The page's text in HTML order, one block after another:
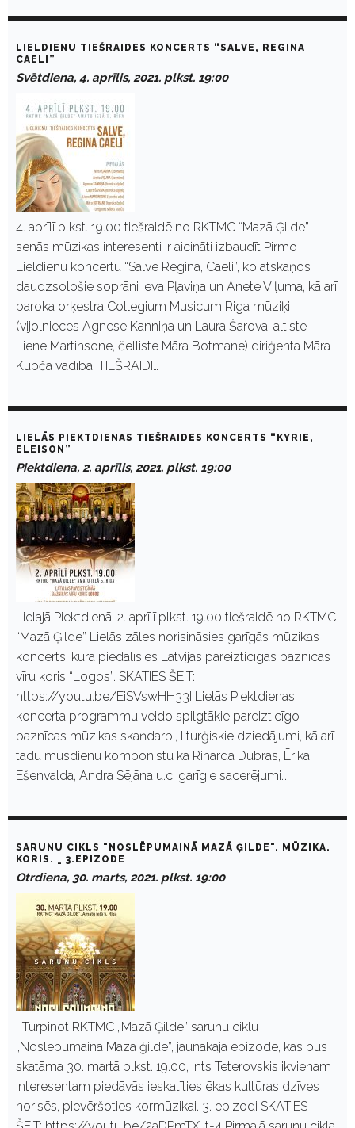
LIELDIENU TIEŠRAIDES KONCERTS “SALVE, REGINA
CAELI”
Svētdiena, 4. aprīlis, 2021. plkst. 19:00
4. aprīlī plkst. 19.00 tiešraidē no RKTMC “Mazā Ģilde”
senās mūzikas interesenti ir aicināti izbaudīt Pirmo
Lieldienu koncertu “Salve Regina, Caeli”, ko atskaņos
daudzsološie soprāni Ieva Pļaviņa un Anete Viļuma, kā arī
baroka orķestra Collegium Musicum Riga mūziķi
(vijolnieces Agnese Kanniņa un Laura Šarova, altiste
Liene Martinsone, čelliste Māra Botmane) diriģenta Māra
Kupča vadībā. TIEŠRAIDI…
LIELĀS PIEKTDIENAS TIEŠRAIDES KONCERTS “KYRIE,
ELEISON”
Piektdiena, 2. aprīlis, 2021. plkst. 19:00
Lielajā Piektdienā, 2. aprīlī plkst. 19.00 tiešraidē no RKTMC
“Mazā Ģilde” Lielās zāles norisināsies garīgās mūzikas
koncerts, kurā piedalīsies Latvijas pareizticīgās baznīcas
vīru koris “Logos”. SKATIES ŠEIT:
https://youtu.be/EiSVswHH33I Lielās Piektdienas
koncerta programmu veido spilgtākie pareizticīgo
baznīcas mūzikas skaņdarbi, liturģiskie dziedājumi, kā arī
tādu mūsdienu komponistu kā Riharda Dubras, Ērika
Ešenvalda, Andra Sējāna u.c. garīgie sacerējumi…
SARUNU CIKLS "NOSLĒPUMAINĀ MAZĀ ĢILDE". MŪZIKA.
KORIS. _ 3.EPIZODE
Otrdiena, 30. marts, 2021. plkst. 19:00
Turpinot RKTMC „Mazā Ģilde” sarunu ciklu
„Noslēpumainā Mazā ģilde”, jaunākajā epizodē, kas būs
skatāma 30. martā plkst. 19.00, Ints Teterovskis ikvienam
interesentam piedāvās ieskatīties ēkas kultūras dzīves
norisēs, pievēršoties kormūzikai. 3. epizodi SKATIES